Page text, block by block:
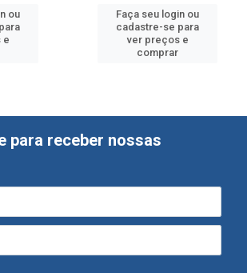
ou
e
Faça seu login ou
cadastre-se para
ver preços e
comprar
para receber nossas